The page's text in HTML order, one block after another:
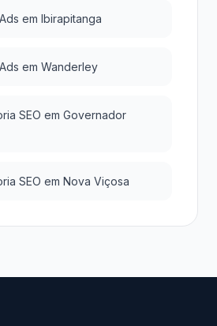
em Ibirapitanga
em Wanderley
SEO em Governador
SEO em Nova Viçosa